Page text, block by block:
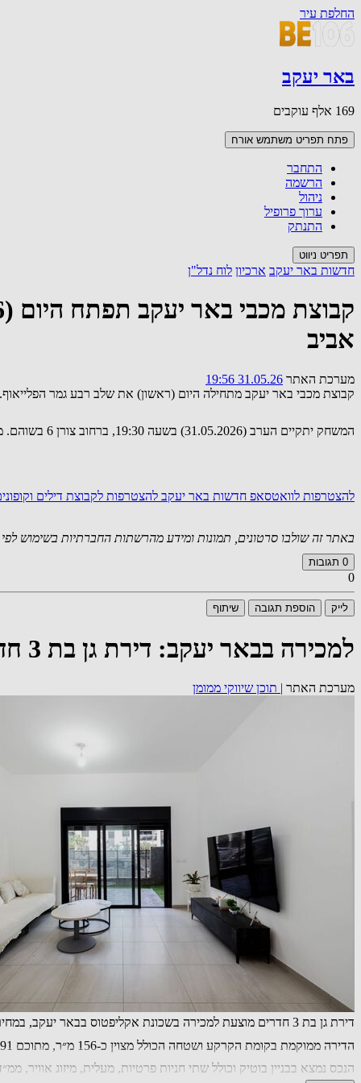
החלפת עיר
באר יעקב
169 אלף עוקבים
פתח תפריט משתמש אורח
התחבר
הרשמה
ניהול
ערוך פרופיל
התנתק
תפריט ניווט
חדשות באר יעקב ארכיון לוח נדל"ן
אביב
מערכת האתר 31.05.26 19:56
קבוצת מכבי באר יעקב מתחילה היום (ראשון) את שלב רבע גמר
המשחק יתקיים הערב (31.05.2026) בשעה 19:30, ברחוב צורן 6 בשוהם. מקבוצת מכבי באר יעקב נמסרה קריאה לאוהדים להצטרף וללוות את השחקנים במשחק החוץ.
להצטרפות לוואטסאפ חדשות באר יעקב להצטרפות לקבוצת דילים
באתר זה שולבו סרטונים, תמונות ומידע מהרשתות החברתיות בשימוש לפי סעיף 27א לחוק זכויות יוצרים. במידה
0 תגובות
0
לייק הוספת תגובה שיתוף
למכירה בבאר יעקב: דירת גן בת 3 חדרים בשכונת אקליפטוס במחיר 2,920,000 שקל; לפרטים: 073-857-3018
מערכת האתר | תוכן שיווקי ממומן
דירת גן בת 3 חדרים מוצעת למכירה בשכונת אקליפטוס בבאר יעקב, במחיר של 2,920,000 שקל.
הדירה ממוקמת בקומת הקרקע ושטחה הכולל מצוין כ-156 מ״ר, מתוכם 91 מ״ר שטח בנוי. לדירה תקרה גבוהה, גינה קדמית בשטח של כ-25 מ״ר וגינה אחורית בשטח של כ-40 מ״ר.
הנכס נמצא בבניין בוטיק וכולל שתי חניות פרטיות, מעלית, מיזוג אוויר,